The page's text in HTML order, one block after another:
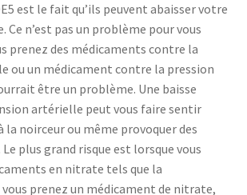
est le fait qu’ils peuvent abaisser votre
n’est pas un problème pour vous
prenez des médicaments contre la
ou un médicament contre la pression
être un problème. Une baisse
artérielle peut vous faire sentir
noirceur ou même provoquer des
Le plus grand risque est lorsque vous
en nitrate tels que la
prenez un médicament de nitrate,